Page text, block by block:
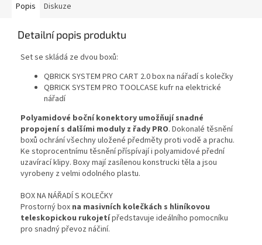
Popis Diskuze
Detailní popis produktu
Set se skládá ze dvou boxů:
QBRICK SYSTEM PRO CART 2.0 box na nářadí s kolečky
QBRICK SYSTEM PRO TOOLCASE kufr na elektrické
nářadí
Polyamidové boční konektory umožňují snadné
propojení s dalšími moduly z řady PRO. Dokonalé těsnění
boxů ochrání všechny uložené předměty proti vodě a prachu.
Ke stoprocentnímu těsnění příspívají i polyamidové přední
uzavírací klipy. Boxy mají zasílenou konstrucki těla a jsou
vyrobeny z velmi odolného plastu.
BOX NA NÁŘADÍ S KOLEČKY
Prostorný box na masivních kolečkách s hliníkovou
teleskopickou rukojetípředstavuje ideálního pomocníku
pro snadný převoz náčiní.